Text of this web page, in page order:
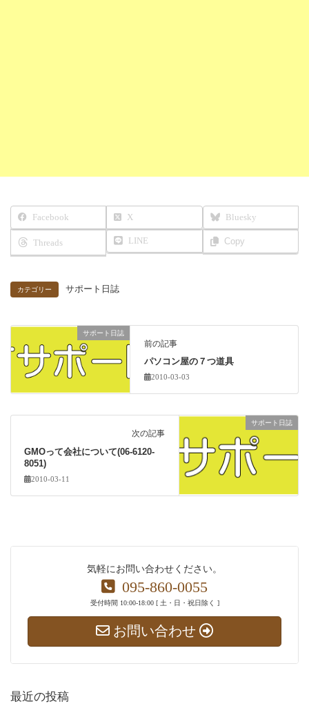
Facebook X Bluesky
Threads LINE Copy
カテゴリー サポート日誌
サポート日誌
前の記事
パソコン屋の７つ道具
2010-03-03
サポート日誌
次の記事
GMOって会社について(06-6120-
8051)
2010-03-11
気軽にお問い合わせください。
095-860-0055
受付時間 10:00-18:00 [ 土・日・祝日除く ]
お問い合わせ
最近の投稿